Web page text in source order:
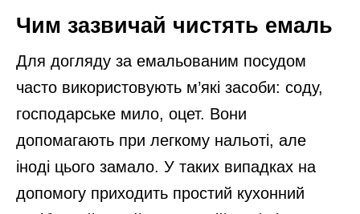
Чим зазвичай чистять емаль
Для догляду за емальованим посудом
часто використовують м’які засоби: соду,
господарське мило, оцет. Вони
допомагають при легкому нальоті, але
іноді цього замало. У таких випадках на
допомогу приходить простий кухонний